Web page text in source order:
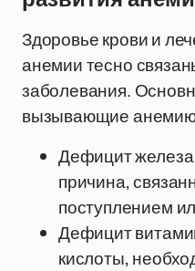
Здоровье крови и
анемии тесно
заболевания.
вызывающие
Дефицит
причина,
поступлением
Дефицит
кислоты,